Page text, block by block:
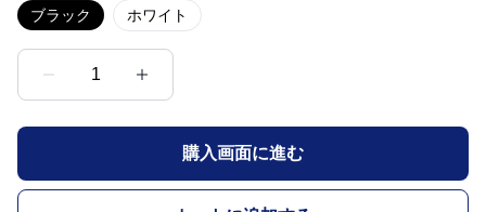
ブラック ホワイト
1
購入画面に進む